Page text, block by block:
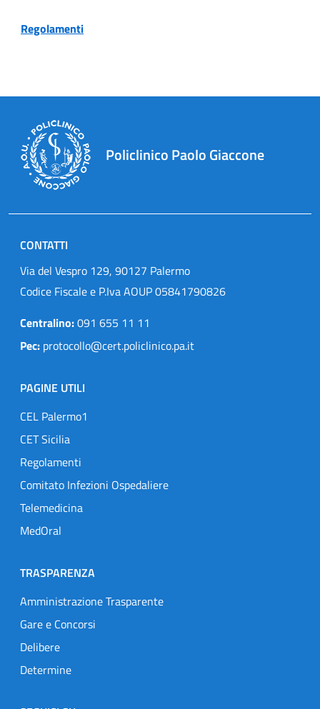
Regolamenti
Policlinico Paolo Giaccone
CONTATTI
Via del Vespro 129, 90127 Palermo
Codice Fiscale e P.Iva AOUP 05841790826
Centralino:091 655 11 11
Pec: protocollo@cert.policlinico.pa.it
PAGINE UTILI
CEL Palermo1
CET Sicilia
Regolamenti
Comitato Infezioni Ospedaliere
Telemedicina
MedOral
TRASPARENZA
Amministrazione Trasparente
Gare e Concorsi
Delibere
Determine